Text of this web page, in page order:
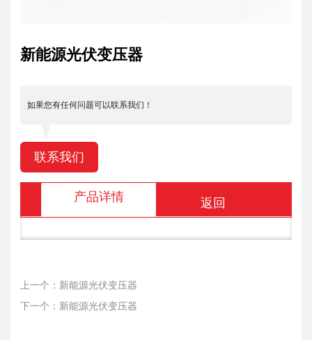
新能源光伏变压器
如果您有任何问题可以联系我们！
联系我们
产品详情 返回
上一个：新能源光伏变压器
下一个：新能源光伏变压器